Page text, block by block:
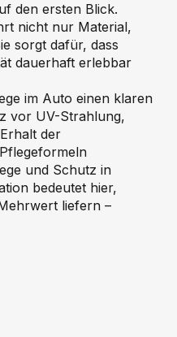
den ersten Blick.
nicht nur Material,
sorgt dafür, dass
dauerhaft erlebbar
im Auto einen klaren
vor UV-Strahlung,
der
und Schutz in
bedeutet hier,
liefern –